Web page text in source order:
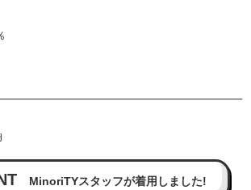
MinoriTYスタッフが着用しました!